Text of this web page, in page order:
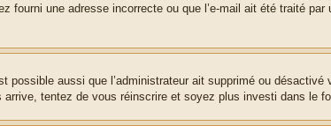
fourni une adresse incorrecte ou que l’e-mail ait été traité
aussi que l’administrateur ait supprimé ou
tentez de vous réinscrire et soyez plus investi dans le